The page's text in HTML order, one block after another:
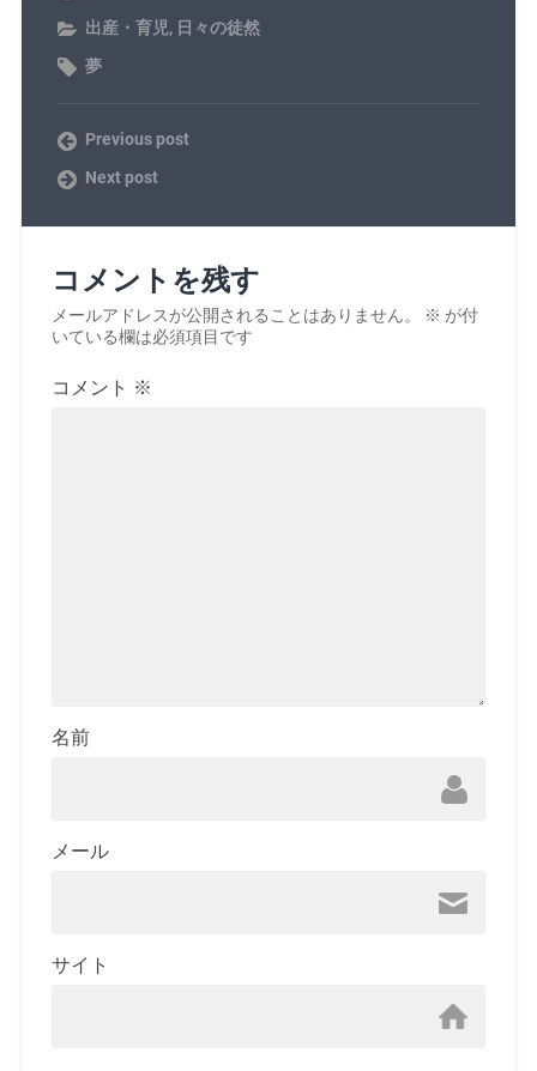
出産・育児, 日々の徒然
夢
Previous post
Next post
コメントを残す
メールアドレスが公開されることはありません。 ※ が付
いている欄は必須項目です
コメント ※
名前
メール
サイト